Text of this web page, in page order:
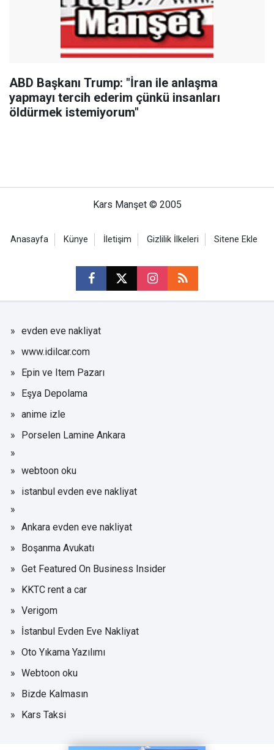
ABD Başkanı Trump: "İran ile anlaşma
yapmayı tercih ederim çünkü insanları
öldürmek istemiyorum"
Kars Manşet © 2005
Anasayfa Künye İletişim Gizlilik İlkeleri Sitene Ekle
evden eve nakliyat
www.idilcar.com
Epin ve Item Pazarı
Eşya Depolama
anime izle
Porselen Lamine Ankara
webtoon oku
istanbul evden eve nakliyat
Ankara evden eve nakliyat
Boşanma Avukatı
Get Featured On Business Insider
KKTC rent a car
Verigom
İstanbul Evden Eve Nakliyat
Oto Yıkama Yazılımı
Webtoon oku
Bizde Kalmasın
Kars Taksi